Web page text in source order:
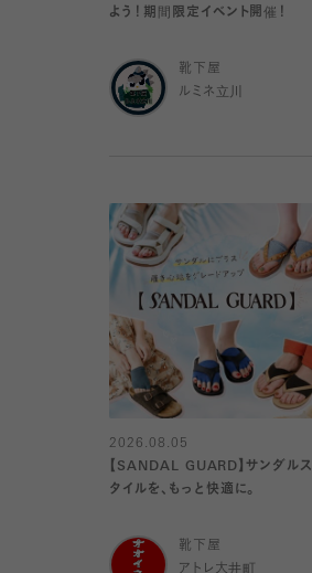
よう！期間限定イベント開催！
靴下屋
ルミネ立川
2026.08.05
【SANDAL GUARD】サンダルス
タイルを、もっと快適に。
靴下屋
アトレ大井町